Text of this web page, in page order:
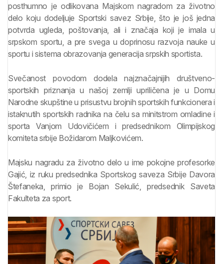
posthumno je odlikovana Majskom nagradom za životno
delo koju dodeljuje Sportski savez Srbije, što je još jedna
potvrda ugleda, poštovanja, ali i značaja koji je imala u
srpskom sportu, a pre svega u doprinosu razvoja nauke u
sportu i sistema obrazovanja generacija srpskih sportista.
Svečanost povodom dodela najznačajnijih društveno-
sportskih priznanja u našoj zemlji upriličena je u Domu
Narodne skupštine u prisustvu brojnih sportskih funkcionera i
istaknutih sportskih radnika na čelu sa minitstrom omladine i
sporta Vanjom Udovičićem i predsednikom Olimpijskog
komiteta srbije Božidarom Maljkovićem.
Majsku nagradu za životno delo u ime pokojne profesorke
Gajić, iz ruku predsednika Sportskog saveza Srbije Davora
Štefaneka, primio je Bojan Sekulić, predsednik Saveta
Fakulteta za sport.